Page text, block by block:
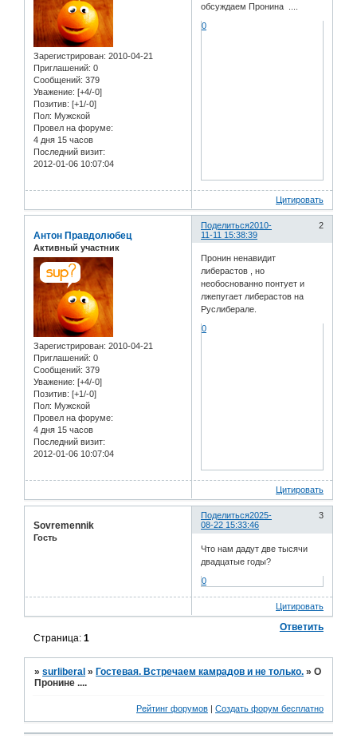
Зарегистрирован: 2010-04-21
Приглашений: 0
Сообщений: 379
Уважение: [+4/-0]
Позитив: [+1/-0]
Пол: Мужской
Провел на форуме:
4 дня 15 часов
Последний визит:
2012-01-06 10:07:04
обсуждаем Пронина ....
0
Цитировать
Поделиться 2
2010-
11-11 15:38:39
Антон Правдолюбец
Активный участник
Зарегистрирован: 2010-04-21
Приглашений: 0
Сообщений: 379
Уважение: [+4/-0]
Позитив: [+1/-0]
Пол: Мужской
Провел на форуме:
4 дня 15 часов
Последний визит:
2012-01-06 10:07:04
Пронин ненавидит
либерастов , но
необоснованно понтует и
лжепугает либерастов на
Руслиберале.
0
Цитировать
Поделиться 3
2025-
08-22 15:33:46
Sovremennik
Гость
Что нам дадут две тысячи
двадцатые годы?
0
Цитировать
Ответить
Страница:1
»surliberal » Гостевая. Встречаем камрадов и не только. »О
Пронине ....
Рейтинг форумов | Создать форум бесплатно